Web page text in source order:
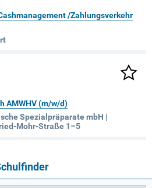
/Zahlungsverkehr
AMWHV (m/w/d)
Spezialpräparate mbH |
Mohr-Straße 1–5